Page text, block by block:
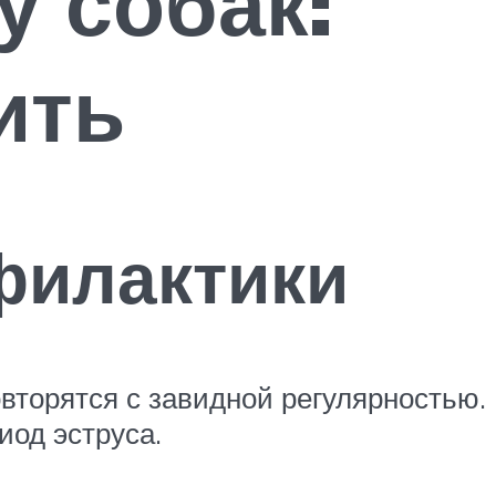
с завидной регулярностью.
эструса.